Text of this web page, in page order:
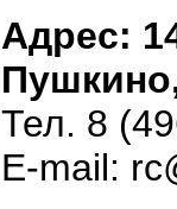
Адрес:
Тел. 8
E-mail: